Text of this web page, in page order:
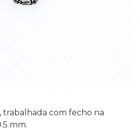
trabalhada com fecho na
mm.